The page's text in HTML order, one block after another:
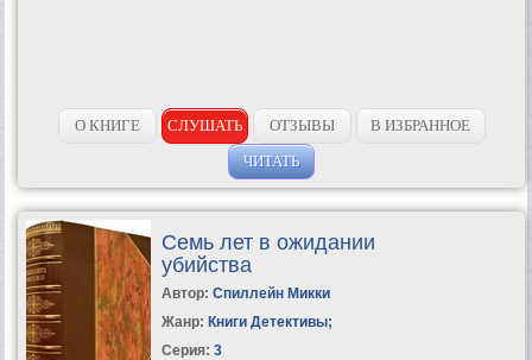
О КНИГЕ СЛУШАТЬ ОТЗЫВЫ
В ИЗБРАННОЕ
ЧИТАТЬ
Семь лет в ожидании
убийства
Автор: Спиллейн Микки
Жанр: Книги Детективы;
Серия: 3